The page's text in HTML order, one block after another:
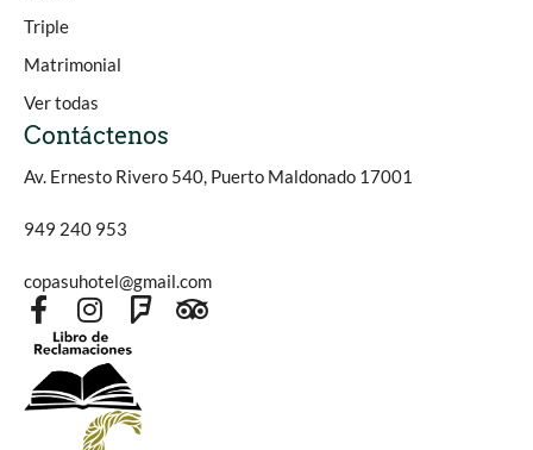
Triple
Matrimonial
Ver todas
Contáctenos
Av. Ernesto Rivero 540, Puerto Maldonado 17001
949 240 953
copasuhotel@gmail.com